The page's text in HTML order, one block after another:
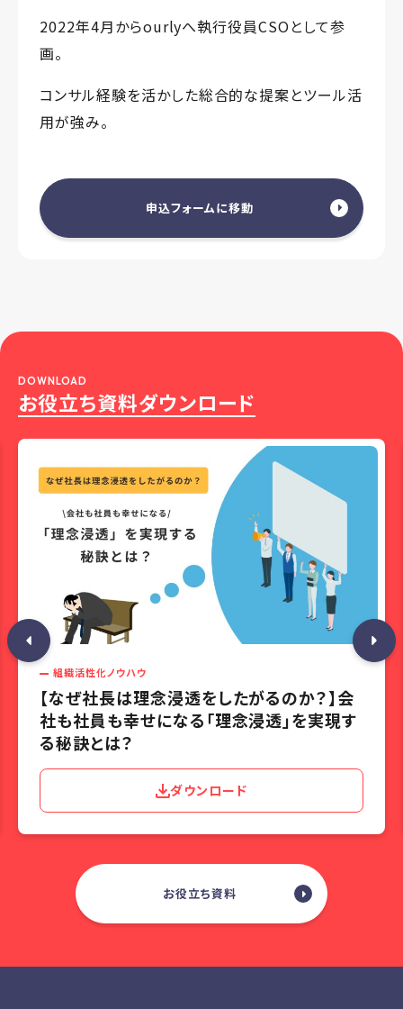
2022年4月からourlyへ執行役員CSOとして参
画。
コンサル経験を活かした総合的な提案とツール活
用が強み。
申込フォームに移動
お役立ち資料ダウンロード
DOWNLOAD
組織活性化ノウハウ
【なぜ社長は理念浸透をしたがるのか？】会
社も社員も幸せになる「理念浸透」を実現す
る秘訣とは？
ダウンロード
お役立ち資料